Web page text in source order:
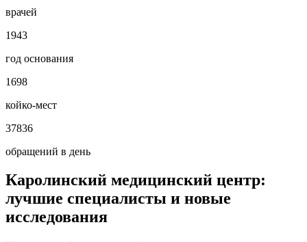
врачей
1943
год основания
1698
койко-мест
37836
обращений в день
Каролинский медицинский центр:
лучшие специалисты и новые
исследования